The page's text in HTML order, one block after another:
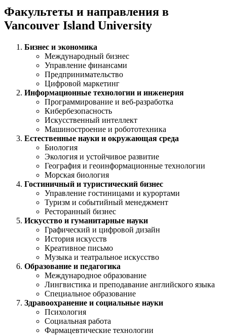
Факультеты и направления в
Vancouver Island University
Бизнес и экономика
Международный бизнес
Управление финансами
Предпринимательство
Цифровой маркетинг
Информационные технологии и инженерия
Программирование и веб-разработка
Кибербезопасность
Искусственный интеллект
Машиностроение и робототехника
Естественные науки и окружающая среда
Биология
Экология и устойчивое развитие
География и геоинформационные технологии
Морская биология
Гостиничный и туристический бизнес
Управление гостиницами и курортами
Туризм и событийный менеджмент
Ресторанный бизнес
Искусство и гуманитарные науки
Графический и цифровой дизайн
История искусств
Креативное письмо
Музыка и театральное искусство
Образование и педагогика
Международное образование
Лингвистика и преподавание английского языка
Специальное образование
Здравоохранение и социальные науки
Психология
Социальная работа
Фармацевтические технологии